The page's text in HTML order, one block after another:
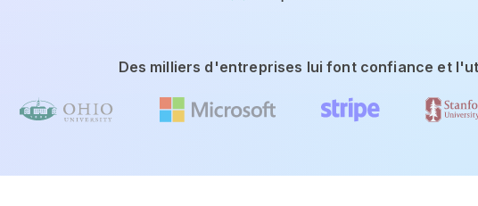
Des milliers d'entreprises lui font confiance et